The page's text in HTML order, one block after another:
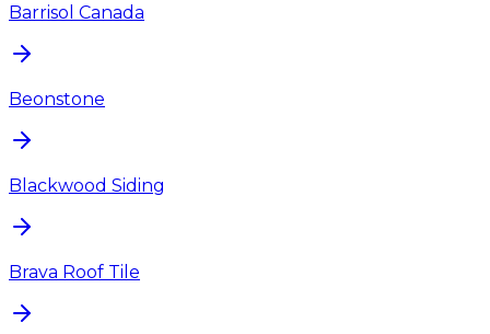
Barrisol Canada
Beonstone
Blackwood Siding
Brava Roof Tile